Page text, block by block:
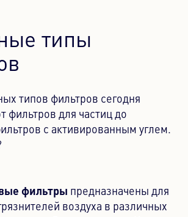
типы
типов фильтров сегодня
фильтров для частиц до
с активированным углем.
фильтры предназначены для
воздуха в различных